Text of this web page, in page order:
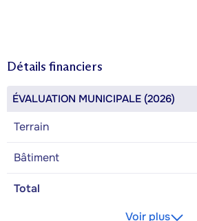
Détails financiers
ÉVALUATION MUNICIPALE (2026)
Terrain
Bâtiment
Total
Voir plus